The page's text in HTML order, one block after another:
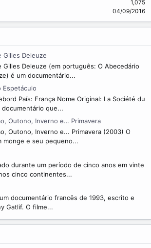
1,075
04/09/2016
Gilles Deleuze
Gilles Deleuze (em português: O Abecedário
é um documentário...
Espetáculo
País: França Nome Original: La Société du
documentário que...
Outono, Inverno e… Primavera
Outono, Inverno e... Primavera (2003) O
monge e seu pequeno...
durante um período de cinco anos em vinte
cinco continentes...
documentário francês de 1993, escrito e
Gatlif. O filme...